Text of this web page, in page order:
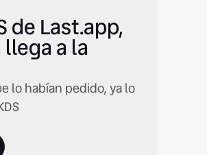
de Last.app,
a la
lo habían pedido, ya lo